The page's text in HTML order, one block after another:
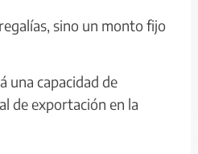
sino un monto fijo
una capacidad de
de exportación en la